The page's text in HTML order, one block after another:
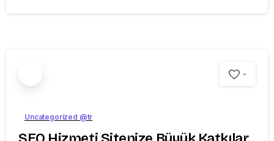
-
Uncategorized @tr